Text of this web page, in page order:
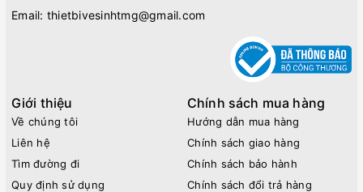
Email: thietbivesinhtmg@gmail.com
Giới thiệu
Về chúng tôi
Liên hệ
Tìm đường đi
Quy định sử dụng
Chính sách mua hàng
Hướng dẫn mua hàng
Chính sách giao hàng
Chính sách bảo hành
Chính sách đổi trả hàng